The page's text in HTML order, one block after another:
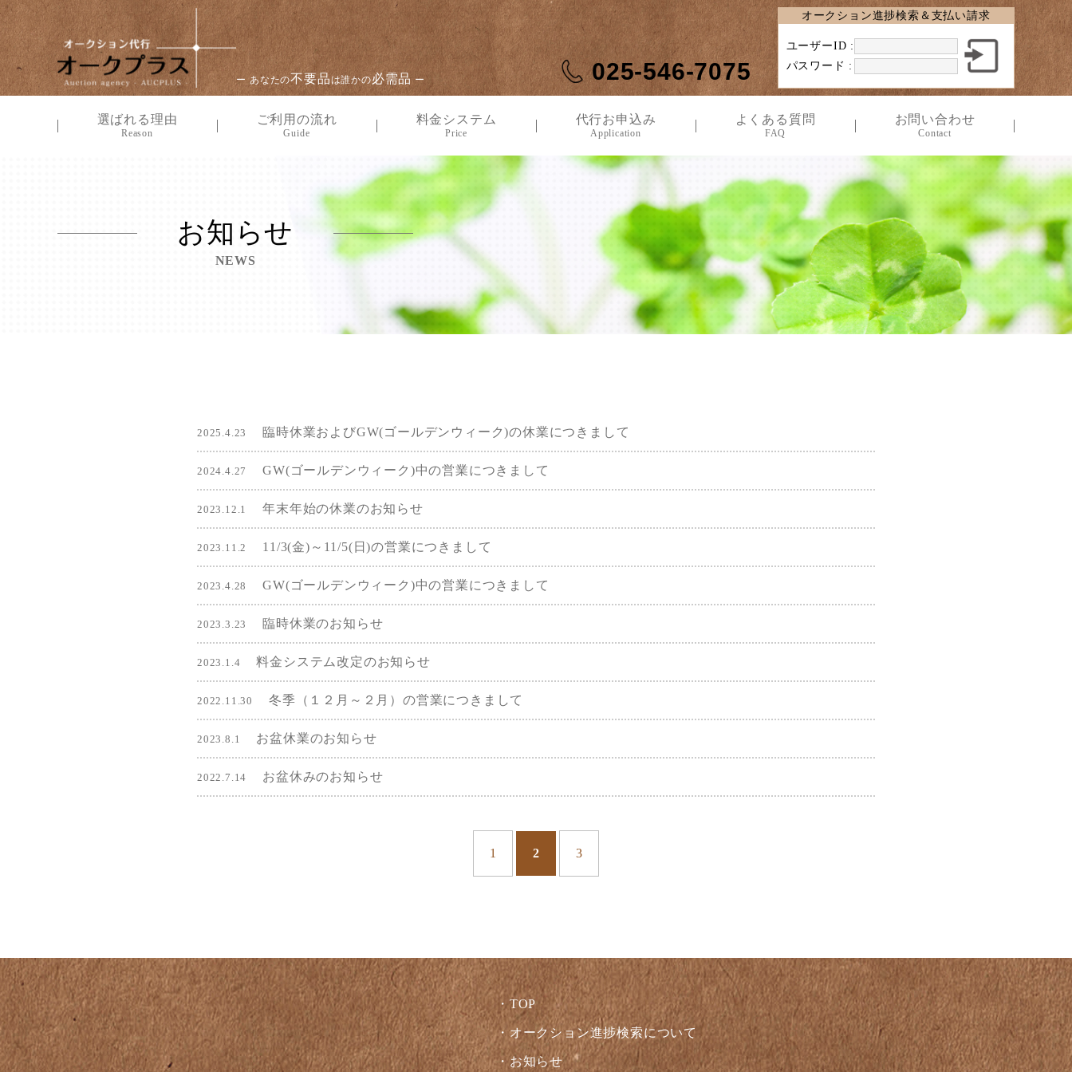
ー あなたの不要品は誰かの必需品 ー 025-546-7075
オークション進捗検索＆支払い請求
ユーザーID :
パスワード :
選ばれる理由
Reason
ご利用の流れ
Guide
料金システム
Price
代行お申込み
Application
よくある質問
FAQ
お問い合わせ
Contact
お知らせ
NEWS
2025.4.23 臨時休業およびGW(ゴールデンウィーク)の休業につきまして
2024.4.27 GW(ゴールデンウィーク)中の営業につきまして
2023.12.1 年末年始の休業のお知らせ
2023.11.2 11/3(金)～11/5(日)の営業につきまして
2023.4.28 GW(ゴールデンウィーク)中の営業につきまして
2023.3.23 臨時休業のお知らせ
2023.1.4 料金システム改定のお知らせ
2022.11.30 冬季（１２月～２月）の営業につきまして
2023.8.1 お盆休業のお知らせ
2022.7.14 お盆休みのお知らせ
1 2 3
TOP
オークション進捗検索について
お知らせ